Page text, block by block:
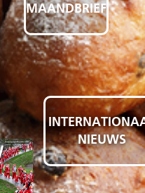
NIEUWS
MAANDBRIEF